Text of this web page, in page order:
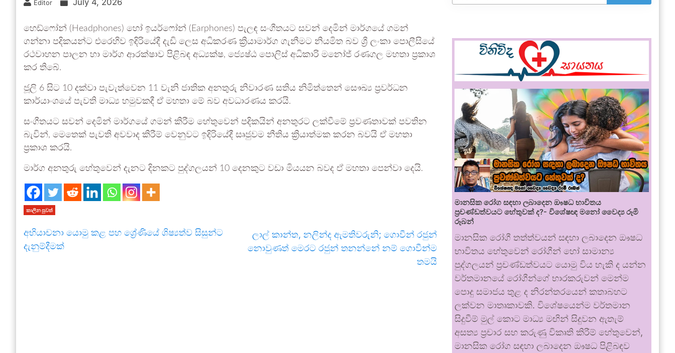
Editor July 4, 2026
හෙඩ්ෆෝන් (Headphones) හෝ ඉයර්ෆෝන් (Earphones) පැලඳ සංගීතයට සවන් දෙමින් මාර්ගයේ ගමන්
ගන්නා පදිකයන්ට එරෙහිව ඉදිරියේදී දැඩි ලෙස අධිකරණ ක්‍රියාමාර්ග ගැනීමට නියමිත බව ශ්‍රී ලංකා පොලීසියේ
රථවාහන පාලන හා මාර්ග ආරක්ෂාව පිළිබඳ අධ්‍යක්ෂ, ‍ජ්‍යෙෂ්ඨ පොලිස් අධිකාරි මනෝජ් රණගල මහතා ප්‍රකාශ
කර තිබේ.
ජූලි 6 සිට 10 දක්වා පැවැත්වෙන 11 වැනි ජාතික අනතුරු නිවාරණ සතිය නිමිත්තෙන් සෞඛ්‍ය ප්‍රවර්ධන
කාර්යාංශයේ පැවති මාධ්‍ය හමුවකදී ඒ මහතා මේ බව අවධාරණය කරයි.
සංගීතයට සවන් දෙමින් මාර්ගයේ ගමන් කිරීම හේතුවෙන් පදිකයින් අනතුරට ලක්වීමේ ප්‍රවණතාවක් පවතින
බැවින්, මෙතෙක් පැවති අවවාද කිරීම් වෙනුවට ඉදිරියේදී සෘජුවම නීතිය ක්‍රියාත්මක කරන බවයි ඒ මහතා
ප්‍රකාශ කරයි.
මාර්ග අනතුරු හේතුවෙන් දැනට දිනකට පුද්ගලයන් 10 දෙනකුට වඩා මියයන බවද ඒ මහතා පෙන්වා දෙයි.
කාලීන පුවත්
අභියාචනා යොමු කළ පහ ශ්‍රේණියේ ශිෂ්‍යත්ව සිසුන්ට
දැනුම්දීමක්
ලාල් කාන්ත, නලින්ද ඇමතිවරුනි; ගොවීන් රජුන්
නොවුණත් මෙරට රජුන් තනන්නේ නම් ගොවීන්ම
තමයි
මානසික රෝග සඳහා ලබාදෙන ඖෂධ භාවිතය
ප්‍රචණ්ඩත්වයට හේතුවක් ද?- විශේෂඥ මනෝ වෛද්‍ය රූමි
රූබන්
මානසික රෝගී තත්ත්වයන් සඳහා ලබාදෙන ඖෂධ
භාවිතය හේතුවෙන් රෝගීන් හෝ සාමාන්‍ය
පුද්ගලයන් ප්‍රචණ්ඩත්වයට යොමු විය හැකි ද යන්න
වර්තමානයේ රෝගීන්ගේ භාරකරුවන් මෙන්ම
පොදු සමාජය තුළ ද නිරන්තරයෙන් කතාබහට
ලක්වන මාතෘකාවකි. විශේෂයෙන්ම වර්තමාන
සිදුවීම් මුල් කොට මාධ්‍ය මඟින් සිදුවන ඇතැම්
අසත්‍ය ප්‍රචාර සහ කරුණු විකෘති කිරීම් හේතුවෙන්,
මානසික රෝග සඳහා ලබාදෙන ඖෂධ පිළිබඳව